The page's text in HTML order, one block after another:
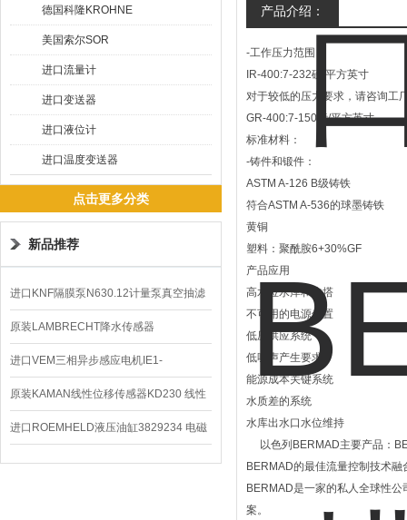
德国科隆KROHNE
美国索尔SOR
进口流量计
进口变送器
进口液位计
进口温度变送器
点击更多分类
新品推荐
进口KNF隔膜泵N630.12计量泵真空抽滤
泵价格
原装LAMBRECHT降水传感器
00.14575.20气象仪
进口VEM三相异步感应电机IE1-
K21R80G4马达
原装KAMAN线性位移传感器KD230 线性
编码器
进口ROEMHELD液压油缸3829234 电磁
阀定位器
产品介绍：
-工作压力范围：
IR-400:7-232磅/平方英寸
对于较低的压力要求，请咨询工
GR-400:7-150磅/平方英寸
标准材料：
-铸件和锻件：
ASTM A-126 B级铸铁
符合ASTM A-536的球墨铸铁
黄铜
塑料：聚酰胺6+30%GF
产品应用
高水位水库和水塔
不可用的电源位置
低压供应系统
低噪声产生要求
能源成本关键系统
水质差的系统
水库出水口水位维持
以色列BERMAD主要产品：
BERMAD的最佳流量控制技术
BERMAD是一家的私人全球性
案。